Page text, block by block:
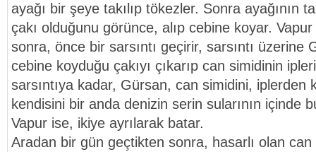
ayağı bir şeye takılıp tökezler. Sonra ayağının
çakı olduğunu görünce, alıp cebine koyar.
sonra, önce bir sarsıntı geçirir, sarsıntı üzerine
cebine koyduğu çakıyı çıkarıp can simidinin
sarsıntıya kadar, Gürsan, can simidini, iplerden
kendisini bir anda denizin serin sularının içinde
Vapur ise, ikiye ayrılarak batar.
Aradan bir gün geçtikten sonra, hasarlı olan can